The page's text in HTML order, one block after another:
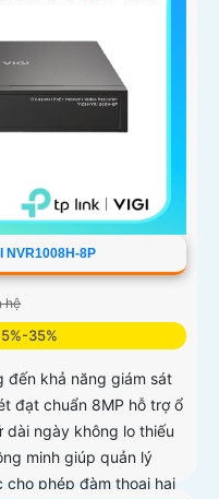
NVR1008H-8P
hệ
35%
đến khả năng giám sát
đạt chuẩn 8MP hỗ trợ ổ
ngày không lo thiếu
minh giúp quản lý
cho phép đàm thoại hai